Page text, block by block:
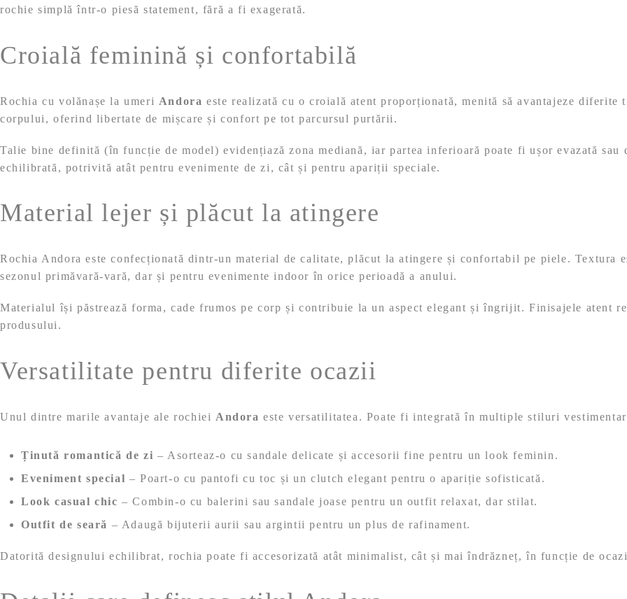
rochie simplă într-o piesă statement, fără a fi exagerată.
Croială feminină și confortabilă
Rochia cu volănașe la umeri Andora este realizată cu o croială atent proporționată, menită să avantajeze
corpului, oferind libertate de mișcare și confort pe tot parcursul purtării.
Talie bine definită (în funcție de model) evidențiază zona mediană, iar partea inferioară poate fi ușor evazată
echilibrată, potrivită atât pentru evenimente de zi, cât și pentru apariții speciale.
Material lejer și plăcut la atingere
Rochia Andora este confecționată dintr-un material de calitate, plăcut la atingere și confortabil pe piele. Textura
sezonul primăvară-vară, dar și pentru evenimente indoor în orice perioadă a anului.
Materialul își păstrează forma, cade frumos pe corp și contribuie la un aspect elegant și îngrijit. Finisajele atent
produsului.
Versatilitate pentru diferite ocazii
Unul dintre marile avantaje ale rochiei Andora este versatilitatea. Poate fi integrată în multiple stiluri
Ținută romantică de zi – Asorteaz-o cu sandale delicate și accesorii fine pentru un look feminin.
Eveniment special – Poart-o cu pantofi cu toc și un clutch elegant pentru o apariție sofisticată.
Look casual chic – Combin-o cu balerini sau sandale joase pentru un outfit relaxat, dar stilat.
Outfit de seară – Adaugă bijuterii aurii sau argintii pentru un plus de rafinament.
Datorită designului echilibrat, rochia poate fi accesorizată atât minimalist, cât și mai îndrăzneț, în funcție de